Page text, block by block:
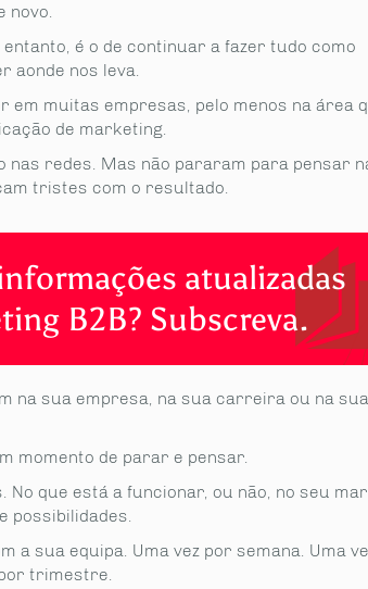
novo.
é o de continuar a fazer tudo como
aonde nos leva.
em muitas empresas, pelo menos na área
de marketing.
nas redes. Mas não pararam para pensar
tristes com o resultado.
atualizadas
B2B? Subscreva.
na sua empresa, na sua carreira ou na
momento de parar e pensar.
No que está a funcionar, ou não, no seu
possibilidades.
a sua equipa. Uma vez por semana. Uma
trimestre.